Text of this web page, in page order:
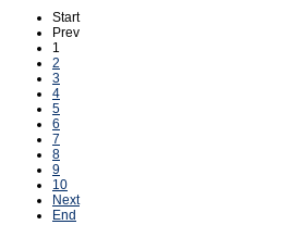
Start
Prev
1
2
3
4
5
6
7
8
9
10
Next
End